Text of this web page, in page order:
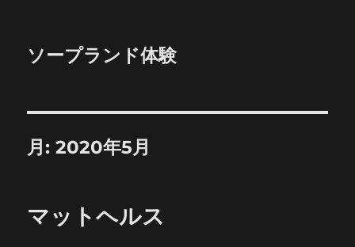
ソープランド体験
月:2020年5月
マットヘルス